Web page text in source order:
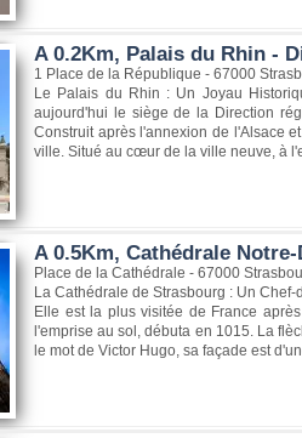
A 0.2Km, Palais du Rhin -
1 Place de la République - 67000
Le Palais du Rhin : Un Joyau
aujourd'hui le siège de la Direction
Construit après l'annexion de l'Alsace
ville. Situé au cœur de la ville neuve, à
A 0.5Km, Cathédrale
Place de la Cathédrale - 67000
La Cathédrale de Strasbourg : Un
Elle est la plus visitée de France
l'emprise au sol, débuta en 1015. La
le mot de Victor Hugo, sa façade est